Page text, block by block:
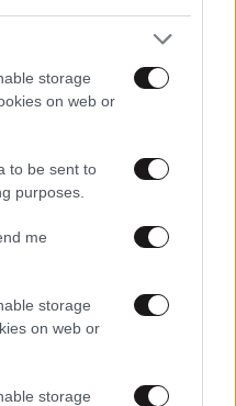
storage
on web or
to be sent to
purposes.
me
storage
on web or
storage
ad hoc αποφάσεις